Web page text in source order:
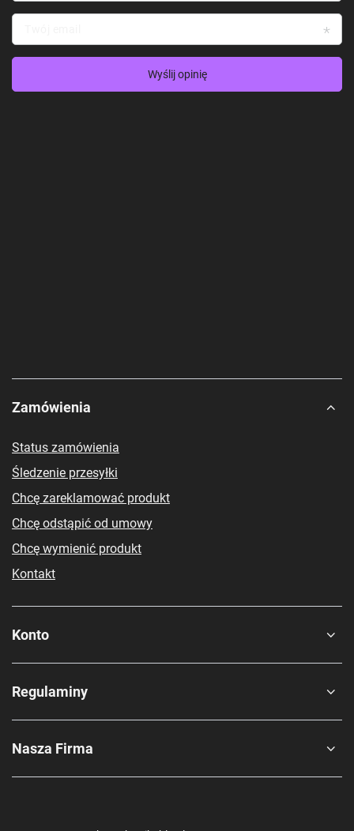
Wyślij opinię
Zamówienia
Status zamówienia
Śledzenie przesyłki
Chcę zareklamować produkt
Chcę odstąpić od umowy
Chcę wymienić produkt
Kontakt
Konto
Regulaminy
Nasza Firma